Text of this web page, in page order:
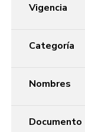
Vigencia
Categoría
Nombres
Documento